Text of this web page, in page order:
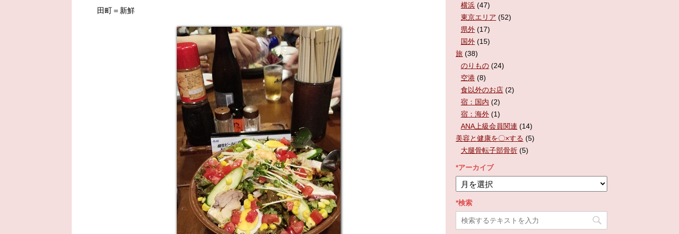
田町＝新鮮
横浜 (47)
東京エリア (52)
県外 (17)
国外 (15)
旅 (38)
のりもの (24)
空港 (8)
食以外のお店 (2)
宿：国内 (2)
宿：海外 (1)
ANA上級会員関連 (14)
美容と健康を〇×する (5)
大腿骨転子部骨折 (5)
*アーカイブ
ア
ー
カ
イ
ブ
*検索